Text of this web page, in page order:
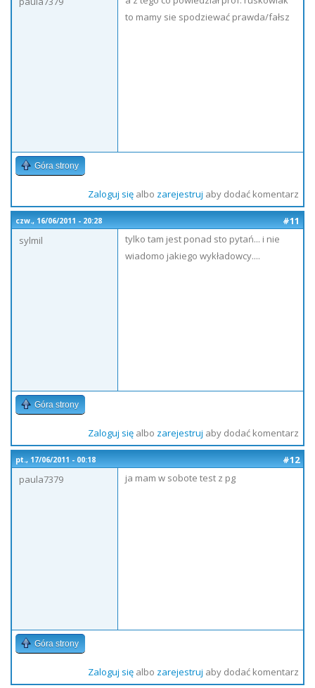
to mamy sie spodziewać prawda/fałsz
Góra strony
Zaloguj sięalbo zarejestruj aby dodać komentarz
czw., 16/06/2011 - 20:28
#11
sylmil
tylko tam jest ponad sto pytań... i nie
wiadomo jakiego wykładowcy....
Góra strony
Zaloguj sięalbo zarejestruj aby dodać komentarz
pt., 17/06/2011 - 00:18
#12
paula7379
ja mam w sobote test z pg
Góra strony
Zaloguj sięalbo zarejestruj aby dodać komentarz